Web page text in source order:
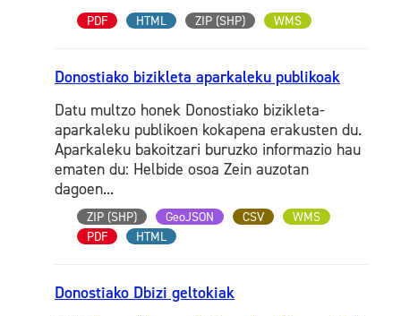
PDF HTML ZIP (SHP) WMS
Donostiako bizikleta aparkaleku publikoak
Datu multzo honek Donostiako bizikleta-
aparkaleku publikoen kokapena erakusten du.
Aparkaleku bakoitzari buruzko informazio hau
ematen du: Helbide osoa Zein auzotan
dagoen...
ZIP (SHP) GeoJSON CSV
WMS
PDF
HTML
Donostiako Dbizi geltokiak